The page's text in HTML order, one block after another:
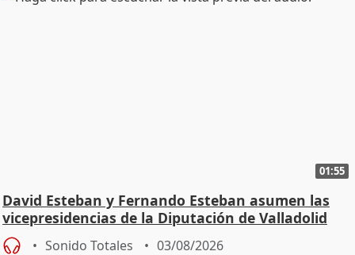
01:55
David Esteban y Fernando Esteban asumen las
vicepresidencias de la Diputación de Valladolid
Sonido Totales 03/08/2026